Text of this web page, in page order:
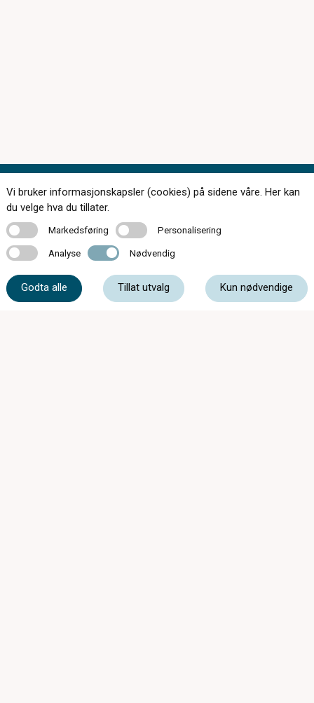
Kontakt oss
Vi bruker informasjonskapsler (cookies) på sidene våre. Her kan
du velge hva du tillater.
MarkedsføringMarkedsføring PersonaliseringPersonalisering
Analyse Analyse Nødvendig Nødvendig
Godta alle Tillat utvalg Kun nødvendige